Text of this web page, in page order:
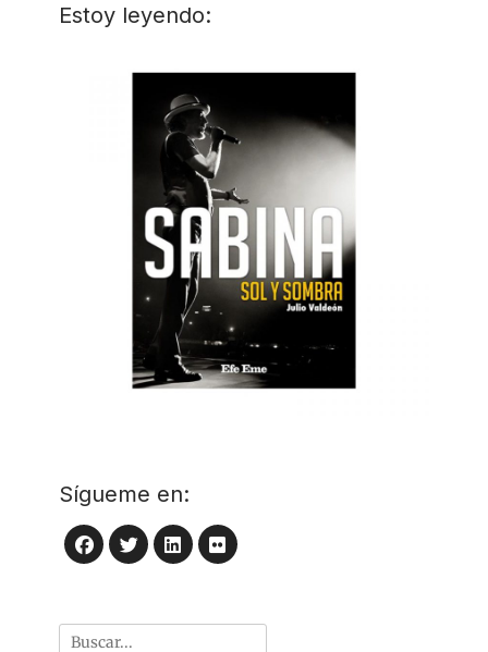
Estoy leyendo:
Sígueme en:
Facebook
Twitter
LinkedIn
Flickr
Buscar